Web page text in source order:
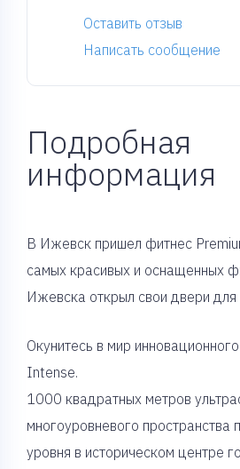
Оставить отзыв
Написать сообщение
Подробная
информация
В Ижевск пришел фитнес
самых красивых и оснащенных
Ижевска открыл свои двери для
Окунитесь в мир
Intense.
1000 квадратных метров
многоуровневого пространства
уровня в историческом центре